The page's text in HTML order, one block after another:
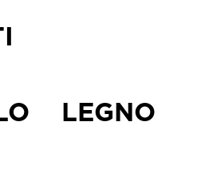
LEGNO